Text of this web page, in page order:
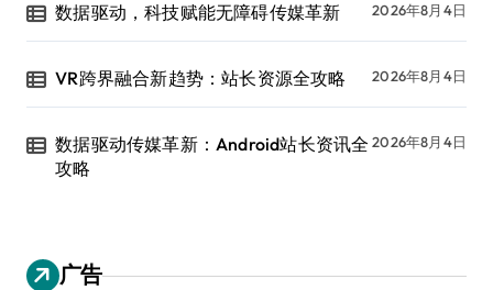
数据驱动，科技赋能无障碍传媒革新 2026年8月4日
VR跨界融合新趋势：站长资源全攻略 2026年8月4日
数据驱动传媒革新：Android站长资讯全
攻略
2026年8月4日
广告